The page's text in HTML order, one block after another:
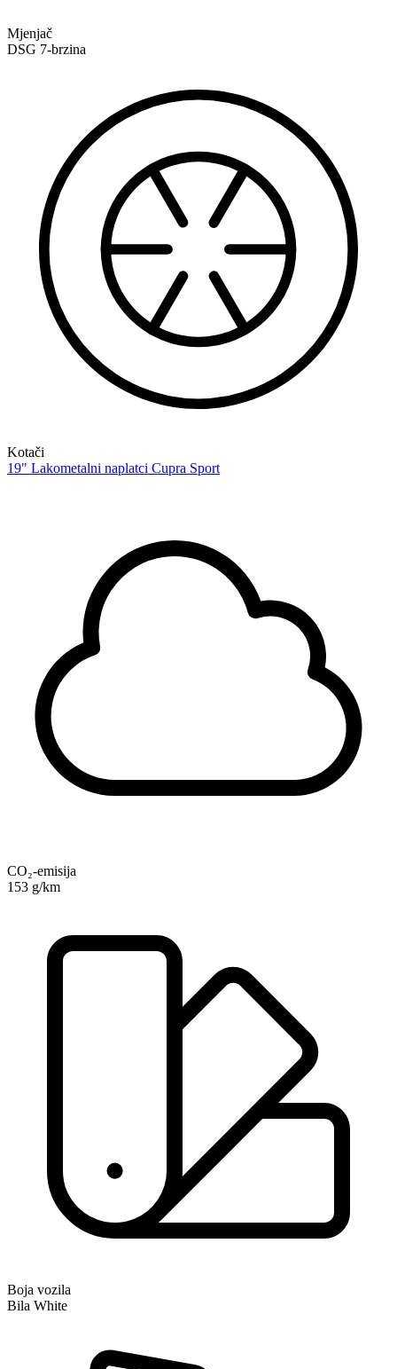
Mjenjač
DSG 7-brzina
Kotači
19" Lakometalni naplatci Cupra Sport
CO₂-emisija
153 g/km
Boja vozila
Bila White